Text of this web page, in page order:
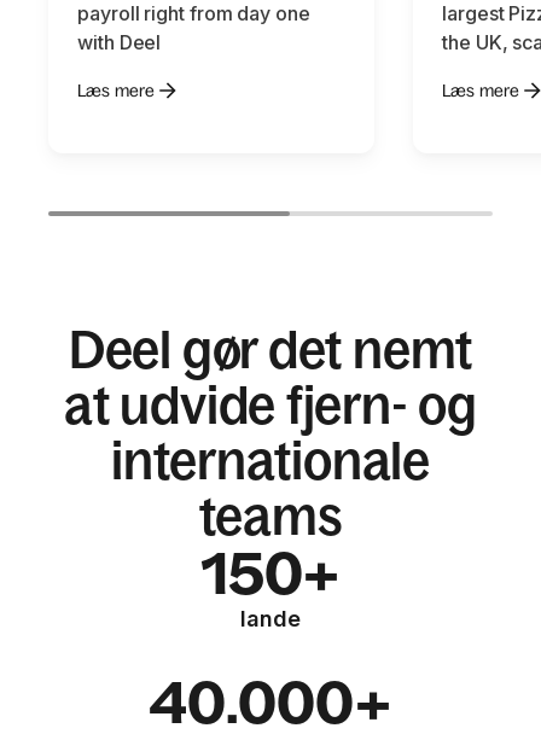
payroll right from day one
with Deel
Læs mere
largest
the UK,
Læs mere
Deel gør det nemt
at udvide fjern- og
internationale
teams
150+
lande
40.000+